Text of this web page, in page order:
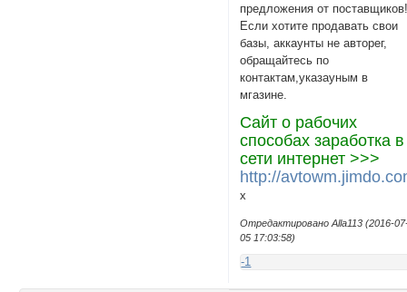
предложения от
Если хотите продавать свои
базы, аккаунты не авторег,
обращайтесь по
контактам,указаyным в
мгазине.
Сайт о рабочих
способах заработка в
сети интернет >>>
http://
х
Отредактировано Alla113 (2016-
05 17:03:58)
-1